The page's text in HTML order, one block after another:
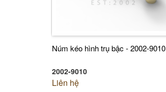
Núm kéo hình trụ bậc - 2002-9010
2002-9010
Liên hệ